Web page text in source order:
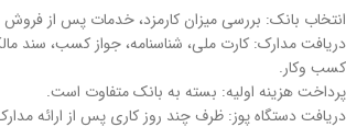
انتخاب بانک: بررسی میزان کارمزد، خدمات پس از فروش
دریافت مدارک: کارت ملی، شناسنامه، جواز کسب، سند
کسب وکار.
پرداخت هزینه اولیه: بسته به بانک متفاوت است.
دریافت دستگاه پوز: ظرف چند روز کاری پس از ارائه